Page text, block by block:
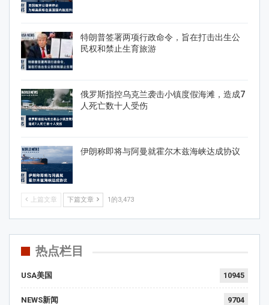
特朗普签署两项行政命令，旨在打击出生公
民权和禁止生育旅游
俄罗斯指控乌克兰袭击小镇度假海滩，造成7
人死亡数十人受伤
伊朗称即将与阿曼就霍尔木兹海峡达成协议
上篇文章 下篇文章 1的3,473
热点栏目
USA美国 10945
NEWS新闻 9704